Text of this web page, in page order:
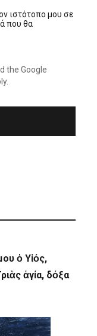
ιστότοπο μου σε
που θα
the Google
ὁ Υἱός,
ἁγία, δόξα